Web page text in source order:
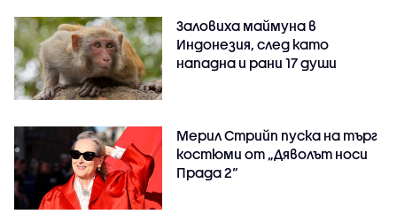
Заловиха маймуна в
Индонезия, след като
нападна и рани 17 души
Мерил Стрийп пуска на търг
костюми от „Дяволът носи
Прада 2“